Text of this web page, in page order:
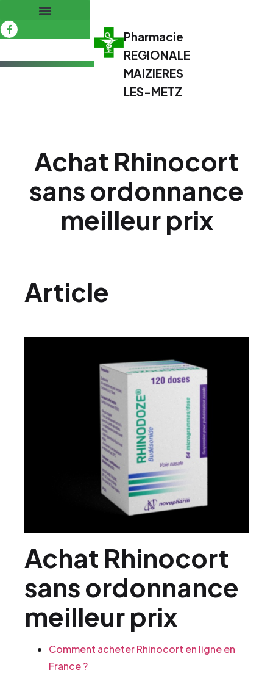
Pharmacie
REGIONALE
MAIZIERES
LES-METZ
Achat Rhinocort
sans ordonnance
meilleur prix
Article
Achat Rhinocort
sans ordonnance
meilleur prix
Comment acheter Rhinocort en ligne en
France ?